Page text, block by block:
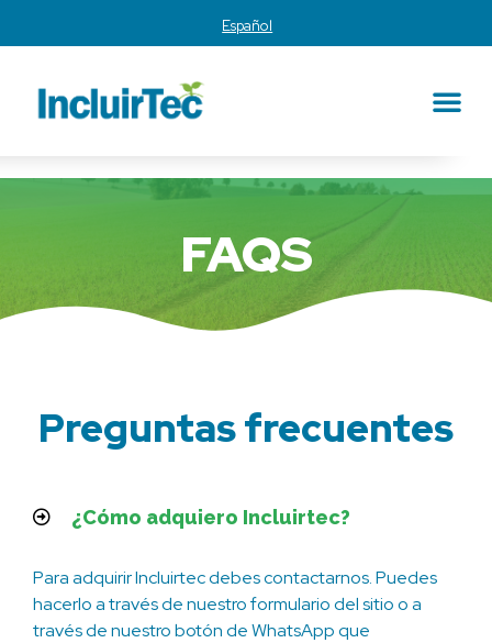
Español
FAQS
Preguntas frecuentes
¿Cómo adquiero Incluirtec?
Para adquirir Incluirtec debes contactarnos. Puedes
hacerlo a través de nuestro formulario del sitio o a
través de nuestro botón de WhatsApp que